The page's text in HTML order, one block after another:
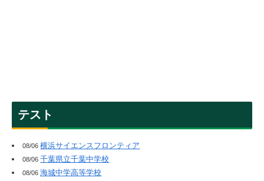
テスト
08/06横浜サイエンスフロンティア
08/06千葉県立千葉中学校
08/06海城中学高等学校